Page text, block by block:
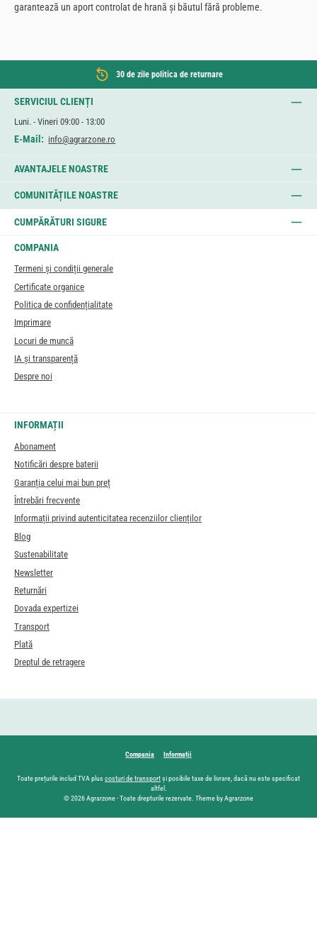
garantează un aport controlat de hrană și băutul fără probleme.
30 de zile politica de returnare
SERVICIUL CLIENȚI
Luni. - Vineri 09:00 - 13:00
E-Mail: info@agrarzone.ro
AVANTAJELE NOASTRE
COMUNITĂȚILE NOASTRE
CUMPĂRĂTURI SIGURE
COMPANIA
Termeni și condiții generale
Certificate organice
Politica de confidențialitate
Imprimare
Locuri de muncă
IA și transparență
Despre noi
INFORMAȚII
Abonament
Notificări despre baterii
Garanția celui mai bun preț
Întrebări frecvente
Informații privind autenticitatea recenziilor clienților
Blog
Sustenabilitate
Newsletter
Returnări
Dovada expertizei
Transport
Plată
Dreptul de retragere
Compania Informații
Toate prețurile includ TVA plus costuri de transportși posibile taxe de livrare, dacă nu este specificat
altfel.
© 2026 Agrarzone - Toate drepturile rezervate. Theme by Agrarzone